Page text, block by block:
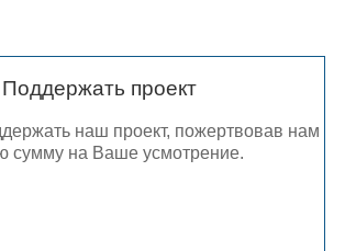
Поддержать проект
наш проект, пожертвовав нам
сумму на Ваше усмотрение.